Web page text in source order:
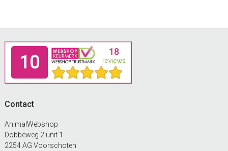
Footer
Contact
AnimalWebshop
Dobbeweg 2 unit 1
2254 AG Voorschoten